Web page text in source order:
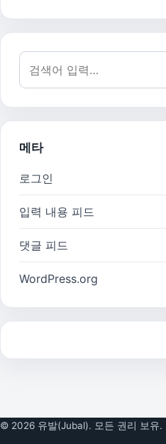
검색어:
메타
로그인
입력 내용 피드
댓글 피드
WordPress.org
© 2026 유발(Jubal). 모든 권리 보유.